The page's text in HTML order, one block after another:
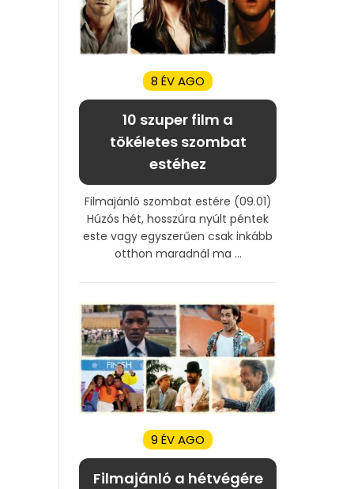
8 ÉV AGO
10 szuper film a
tökéletes szombat
estéhez
Filmajánló szombat estére (09.01)
Húzós hét, hosszúra nyúlt péntek
este vagy egyszerűen csak inkább
otthon maradnál ma ...
9 ÉV AGO
Filmajánló a hétvégére